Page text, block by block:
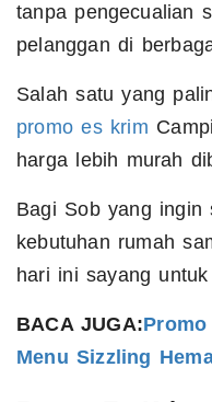
tanpa pengecualian
pelanggan di
Salah satu yang
promo es krim
harga lebih murah
Bagi Sob yang ingin
kebutuhan rumah
hari ini sayang
BACA JUGA:
Menu Sizzling